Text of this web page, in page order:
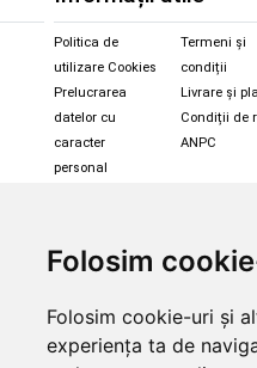
Folosim
Folosim cookie-uri și
experiența ta de
Politica de
utilizare Cookies
Prelucrarea
datelor cu
caracter
personal
Termeni și
condiții
Livrare și
Condiții de
ANPC
Magazin snowboard
Legături Rome SDS